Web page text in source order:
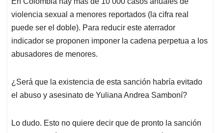
s
A
p
p
b
o
o
k
e
d
I
n
l
a
d
s
violencia sexual a menores reportados (la cifra real
puede ser el doble). Para reducir este aterrador
indicador se proponen imponer la cadena perpetua a los
abusadores de menores.
¿Será que la existencia de esta sanción habría evitado
el abuso y asesinato de Yuliana Andrea Samboní?
Lo dudo. Esto no quiere decir que de pronto la sanción